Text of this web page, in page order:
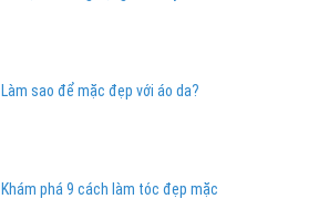
Làm sao để mặc đẹp với áo da?
Khám phá 9 cách làm tóc đẹp mặc